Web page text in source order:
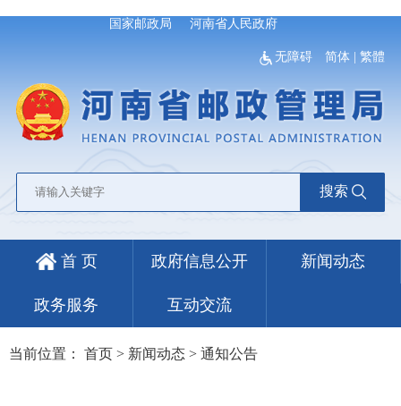
国家邮政局 河南省人民政府
无障碍 简体 |繁體
搜索
首 页 政府信息公开 新闻动态
政务服务 互动交流
当前位置： 首页 > 新闻动态 > 通知公告